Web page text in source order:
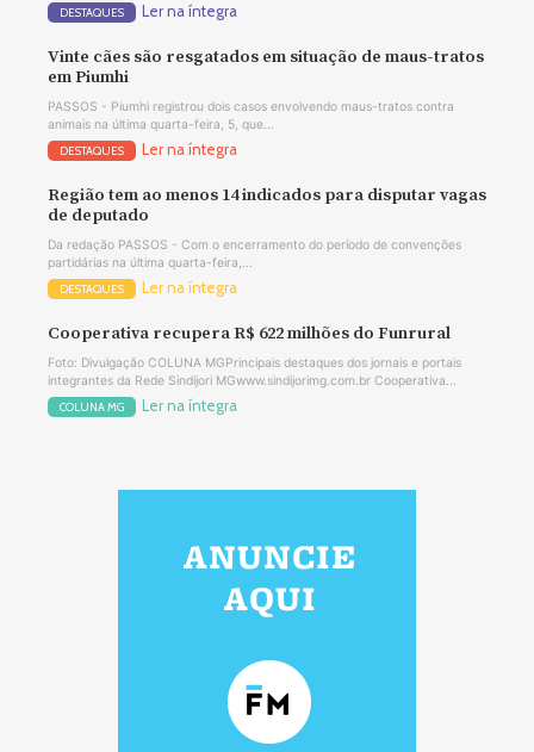
DESTAQUES Ler na íntegra
Vinte cães são resgatados em situação de maus-tratos
em Piumhi
PASSOS - Piumhi registrou dois casos envolvendo maus-tratos contra
animais na última quarta-feira, 5, que...
DESTAQUES Ler na íntegra
Região tem ao menos 14 indicados para disputar vagas
de deputado
Da redação PASSOS - Com o encerramento do período de convenções
partidárias na última quarta-feira,...
DESTAQUES Ler na íntegra
Cooperativa recupera R$ 622 milhões do Funrural
Foto: Divulgação COLUNA MGPrincipais destaques dos jornais e portais
integrantes da Rede Sindijori MGwww.sindijorimg.com.br Cooperativa...
COLUNA MG Ler na íntegra